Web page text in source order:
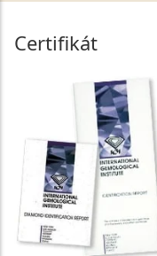
Certifikát